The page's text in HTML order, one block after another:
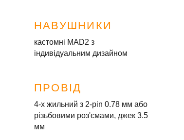
НАВУШНИКИ
кастомні MAD2 з
індивідуальним дизайном
ПРОВІД
4-х жильний з 2-pin 0.78 мм або
різьбовими роз'ємами, джек 3.5
мм